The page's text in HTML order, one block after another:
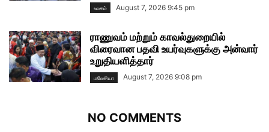
உலகம் August 7, 2026 9:45 pm
ராணுவம் மற்றும் காவல்துறையில்
விரைவான பதவி உயர்வுகளுக்கு அன்வார்
உறுதியளித்தார்
மலேசியா August 7, 2026 9:08 pm
NO COMMENTS